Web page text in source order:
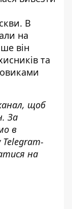
В
на
він
та
, щоб
За
в
на